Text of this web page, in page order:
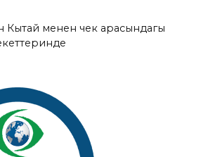
Кытай менен чек арасындагы